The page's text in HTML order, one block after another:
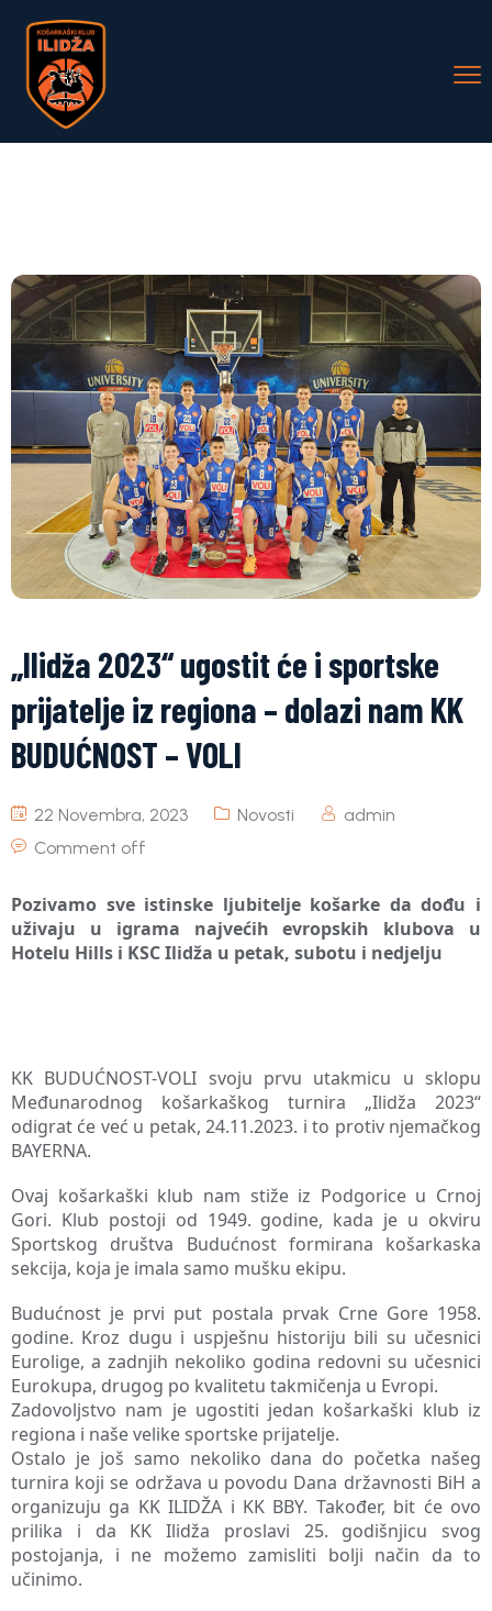
„Ilidža 2023“ ugostit će i sportske
prijatelje iz regiona – dolazi nam KK
BUDUĆNOST – VOLI
22 Novembra, 2023 Novosti
admin
Comment off
Pozivamo sve istinske ljubitelje košarke da dođu i
uživaju u igrama najvećih evropskih klubova u
Hotelu Hills i KSC Ilidža u petak, subotu i nedjelju
KK BUDUĆNOST-VOLI svoju prvu utakmicu u sklopu
Međunarodnog košarkaškog turnira „Ilidža 2023“
odigrat će već u petak, 24.11.2023. i to protiv njemačkog
BAYERNA.
Ovaj košarkaški klub nam stiže iz Podgorice u Crnoj
Gori. Klub postoji od 1949. godine, kada je u okviru
Sportskog društva Budućnost formirana košarkaska
sekcija, koja je imala samo mušku ekipu.
Budućnost je prvi put postala prvak Crne Gore 1958.
godine. Kroz dugu i uspješnu historiju bili su učesnici
Eurolige, a zadnjih nekoliko godina redovni su učesnici
Eurokupa, drugog po kvalitetu takmičenja u Evropi.
Zadovoljstvo nam je ugostiti jedan košarkaški klub iz
regiona i naše velike sportske prijatelje.
Ostalo je još samo nekoliko dana do početka našeg
turnira koji se održava u povodu Dana državnosti BiH a
organizuju ga KK ILIDŽA i KK BBY. Također, bit će ovo
prilika i da KK Ilidža proslavi 25. godišnjicu svog
postojanja, i ne možemo zamisliti bolji način da to
učinimo.